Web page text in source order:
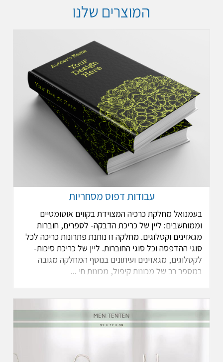
המוצרים שלנו
עבודות דפוס מסחריות
בעמנואל מחלקת כרכיה המצוידת בקווים אוטומטיים
וממוחשבים: ליין של כריכת הדבקה- לספרים, חוברות
מגאזינים וקטלוגים. מחלקה זו נותנת פתרונות כריכה לכל
סוגי ההדפסה וכל סוגי החוברות. ליין של כריכת סיכות-
לקטלוגים, מגאזינים ועיתונים בנוסף המחלקה מגובה
במספר רב של מכונות קיפול, מכונות חי ...